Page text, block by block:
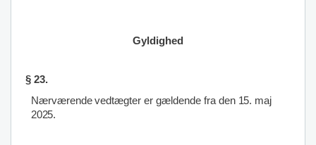
Gyldighed
§ 23.
Nærværende vedtægter er gældende fra den15. maj
2025.